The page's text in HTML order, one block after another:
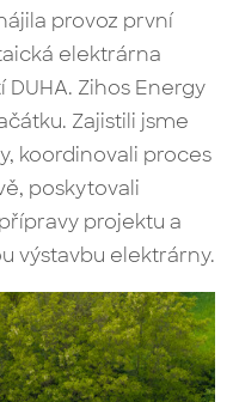
provoz první
elektrárna
Zihos Energy
Zajistili jsme
koordinovali proces
poskytovali
projektu a
výstavbu elektrárny.